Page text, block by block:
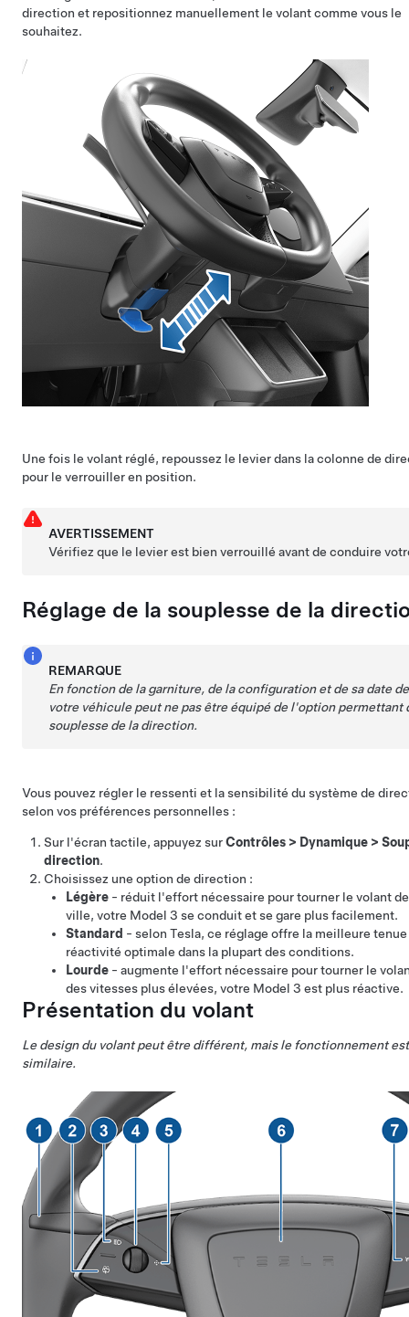
direction et repositionnez manuellement le volant comme vous le
souhaitez.
Une fois le volant réglé, repoussez le levier dans la colonne de
pour le verrouiller en position.
AVERTISSEMENT
Vérifiez que le levier est bien verrouillé avant de conduire
Réglage de la souplesse de la
REMARQUE
En fonction de la garniture, de la configuration et de sa date
votre véhicule peut ne pas être équipé de l'option permettant
souplesse de la direction.
Vous pouvez régler le ressenti et la sensibilité du système de
selon vos préférences personnelles :
Sur l'écran tactile, appuyez surContrôles > Dynamique >
direction.
Choisissez une option de direction :
Légère - réduit l'effort nécessaire pour tourner le volant
ville, votre Model 3 se conduit et se gare plus facilement.
Standard - selon Tesla, ce réglage offre la meilleure
réactivité optimale dans la plupart des conditions.
Lourde - augmente l'effort nécessaire pour tourner le
des vitesses plus élevées, votre Model 3 est plus réactive.
Présentation du volant
Le design du volant peut être différent, mais le fonctionnement est
similaire.